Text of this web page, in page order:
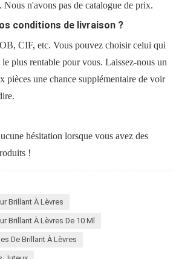
Nous n'avons pas de catalogue de prix.
conditions de livraison ?
CIF, etc. Vous pouvez choisir celui qui
plus rentable pour vous. Laissez-nous un
pièces une chance supplémentaire de voir
hésitation lorsque vous avez des
!
Brillant À Lèvres
Brillant À Lèvres De 10 Ml
De Brillant À Lèvres